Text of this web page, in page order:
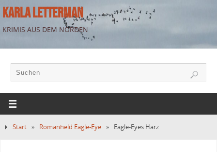
KARLA LETTERMAN
KRIMIS AUS DEM NORDEN
Start » Romanheld Eagle-Eye » Eagle-Eyes Harz